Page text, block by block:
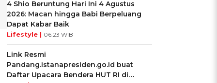
4 Shio Beruntung Hari Ini 4 Agustus
2026: Macan hingga Babi Berpeluang
Dapat Kabar Baik
Lifestyle | 06:23 WIB
Link Resmi
Pandang.istanapresiden.go.id buat
Daftar Upacara Bendera HUT RI di